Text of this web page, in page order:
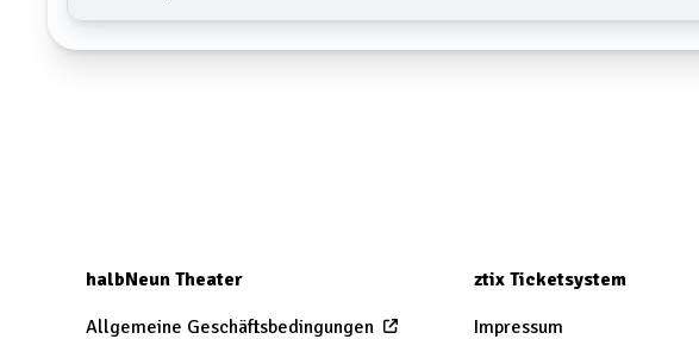
halbNeun Theater
Allgemeine Geschäftsbedingungen
ztix Ticketsystem
Impressum